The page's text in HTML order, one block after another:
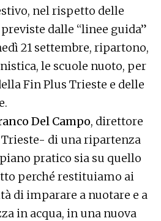
nel rispetto delle
dalle “linee guida”
21 settembre, ripartono,
le scuole nuoto, per
Fin Plus Trieste e delle
Del Campo, direttore
Trieste- di una ripartenza
pratico sia su quello
perché restituiamo ai
di imparare a nuotare e a
in acqua, in una nuova